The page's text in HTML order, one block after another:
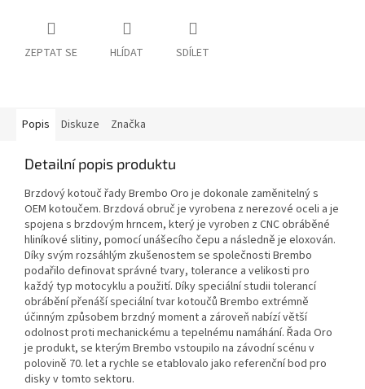
ZEPTAT SE HLÍDAT SDÍLET
Popis Diskuze Značka
Detailní popis produktu
Brzdový kotouč řady Brembo Oro je dokonale zaměnitelný s
OEM kotoučem. Brzdová obruč je vyrobena z nerezové oceli a je
spojena s brzdovým hrncem, který je vyroben z CNC obráběné
hliníkové slitiny, pomocí unášecího čepu a následně je eloxován.
Díky svým rozsáhlým zkušenostem se společnosti Brembo
podařilo definovat správné tvary, tolerance a velikosti pro
každý typ motocyklu a použití. Díky speciální studii tolerancí
obrábění přenáší speciální tvar kotoučů Brembo extrémně
účinným způsobem brzdný moment a zároveň nabízí větší
odolnost proti mechanickému a tepelnému namáhání. Řada Oro
je produkt, se kterým Brembo vstoupilo na závodní scénu v
polovině 70. let a rychle se etablovalo jako referenční bod pro
disky v tomto sektoru.